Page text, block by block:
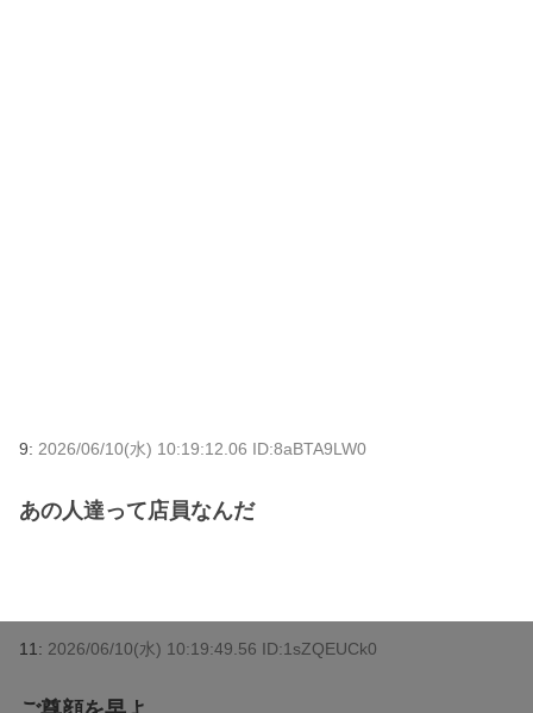
9: 2026/06/10(水) 10:19:12.06 ID:8aBTA9LW0
あの人達って店員なんだ
11: 2026/06/10(水) 10:19:49.56 ID:1sZQEUCk0